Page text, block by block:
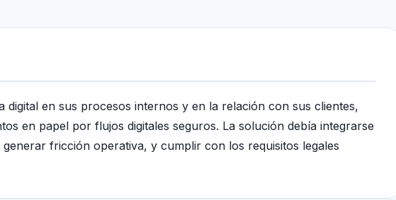
en sus procesos internos y en la relación con sus clientes,
en papel por flujos digitales seguros. La solución debía integrarse
fricción operativa, y cumplir con los requisitos legales